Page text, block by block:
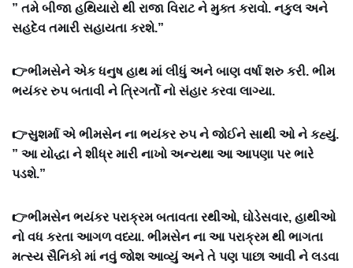
” તમે બીજા હથિયારો થી રાજા વિરાટ ને મુક્ત કરાવો. નકુલ અને
સહદેવ તમારી સહાયતા કરશે.”
👉ભીમસેને એક ધનુષ હાથ માં લીધું અને બાણ વર્ષા શરુ કરી‌. ભીમ
ભયંકર રુપ બતાવી ને ત્રિગર્તો નો સંહાર કરવા લાગ્યા.
👉સુશર્મા એ ભીમસેન ના ભયંકર રુપ ને જોઈને સાથી ઓ ને કહ્યું.
” આ યોદ્ધા ને શીધ્ર મારી નાખો અન્યથા આ આપણા પર ભારે
પડશે.”
👉ભીમસેન ભયંકર પરાક્રમ બતાવતા રથીઓ, ઘોડેસવાર, હાથીઓ
નો વધ કરતા આગળ વધ્યા‌. ભીમસેન ના આ પરાક્રમ થી ભાગતા
મત્સ્ય સૈનિકો માં નવું જોશ આવ્યું અને તે પણ પાછા આવી ને લડવા